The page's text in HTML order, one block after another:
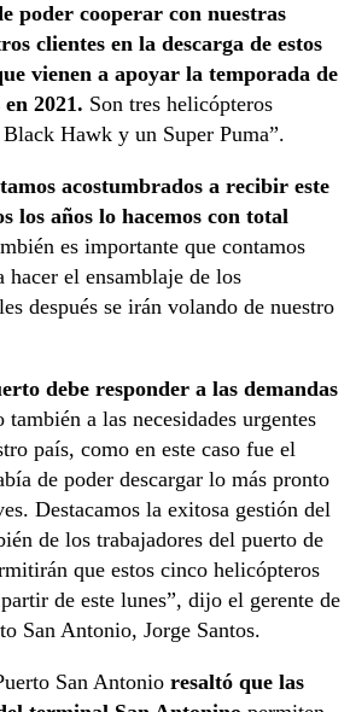
poder cooperar con nuestras
clientes en la descarga de estos
vienen a apoyar la temporada de
2021. Son tres helicópteros
Hawk y un Super Puma”.
acostumbrados a recibir este
los años lo hacemos con total
es importante que contamos
hacer el ensamblaje de los
después se irán volando de nuestro
debe responder a las demandas
también a las necesidades urgentes
país, como en este caso fue el
de poder descargar lo más pronto
Destacamos la exitosa gestión del
de los trabajadores del puerto de
que estos cinco helicópteros
de este lunes”, dijo el gerente de
San Antonio, Jorge Santos.
San Antonio resaltó que las